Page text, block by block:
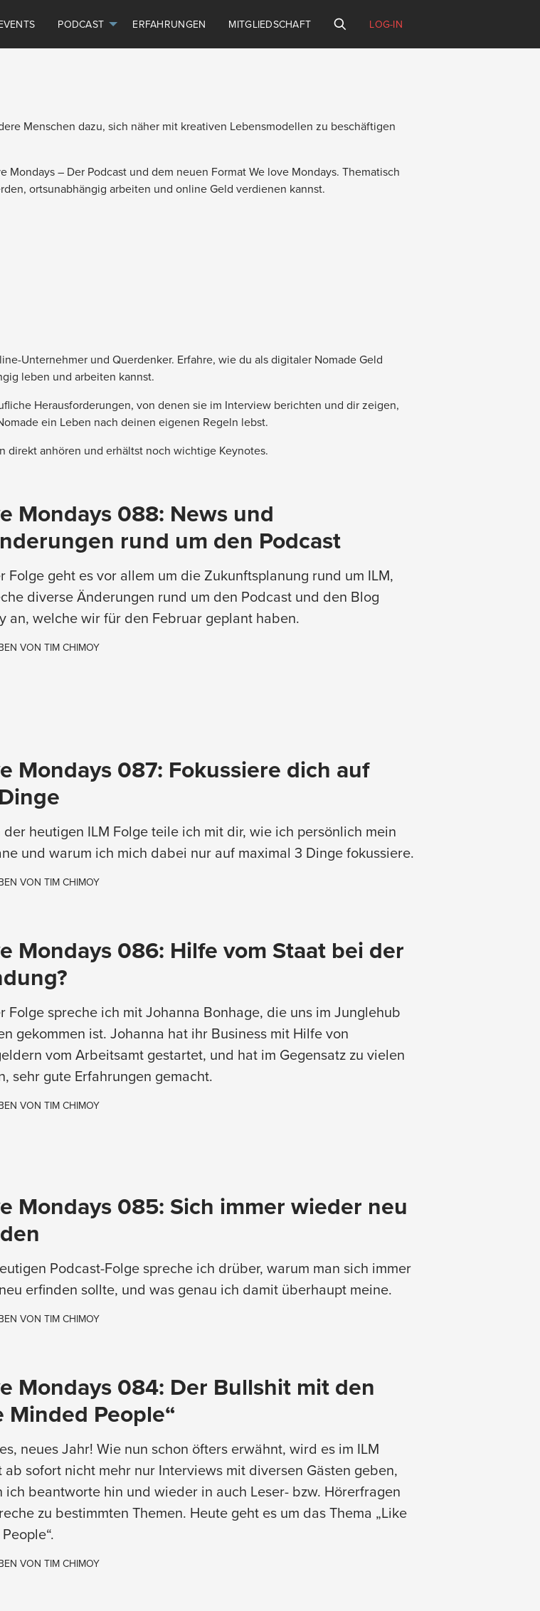
PODCAST ERFAHRUNGEN MITGLIEDSCHAFT LOG-IN
Menschen dazu, sich näher mit kreativen Lebensmodellen zu beschäftigen
– Der Podcast und dem neuen Format We love Mondays. Thematisch
ortsunabhängig arbeiten und online Geld verdienen kannst.
Unternehmer und Querdenker. Erfahre, wie du als digitaler Nomade Geld
leben und arbeiten kannst.
Herausforderungen, von denen sie im Interview berichten und dir zeigen,
ein Leben nach deinen eigenen Regeln lebst.
direkt anhören und erhältst noch wichtige Keynotes.
Mondays 088: News und
rund um den Podcast
Folge geht es vor allem um die Zukunftsplanung rund um ILM,
diverse Änderungen rund um den Podcast und den Blog
an, welche wir für den Februar geplant haben.
VON TIM CHIMOY
Mondays 087: Fokussiere dich auf
der heutigen ILM Folge teile ich mit dir, wie ich persönlich mein
und warum ich mich dabei nur auf maximal 3 Dinge fokussiere.
VON TIM CHIMOY
Mondays 086: Hilfe vom Staat bei der
Folge spreche ich mit Johanna Bonhage, die uns im Junglehub
gekommen ist. Johanna hat ihr Business mit Hilfe von
vom Arbeitsamt gestartet, und hat im Gegensatz zu vielen
sehr gute Erfahrungen gemacht.
VON TIM CHIMOY
Mondays 085: Sich immer wieder neu
Podcast-Folge spreche ich drüber, warum man sich immer
erfinden sollte, und was genau ich damit überhaupt meine.
VON TIM CHIMOY
Mondays 084: Der Bullshit mit den
Minded People“
neues Jahr! Wie nun schon öfters erwähnt, wird es im ILM
ab sofort nicht mehr nur Interviews mit diversen Gästen geben,
ich beantworte hin und wieder in auch Leser- bzw. Hörerfragen
zu bestimmten Themen. Heute geht es um das Thema „Like
VON TIM CHIMOY